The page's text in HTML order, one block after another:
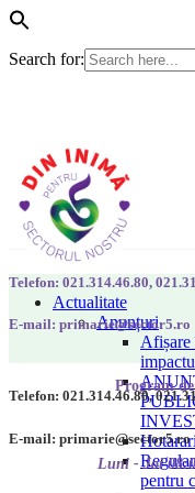
Search for:
Actualitate
Anunțuri
Afișare
pentru
Telefon: 021.314.46.80,
E-mail: primarie@sector5.ro
Program
Luni - Joi
Telefon: 021.314.46.80,
E-mail: primarie@sector5.ro